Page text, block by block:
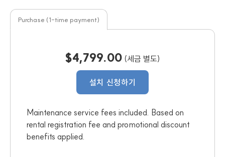
Purchase (1-time payment)
$4,799.00 (세금 별도)
설치 신청하기
Maintenance service fees included. Based on
rental registration fee and promotional discount
benefits applied.